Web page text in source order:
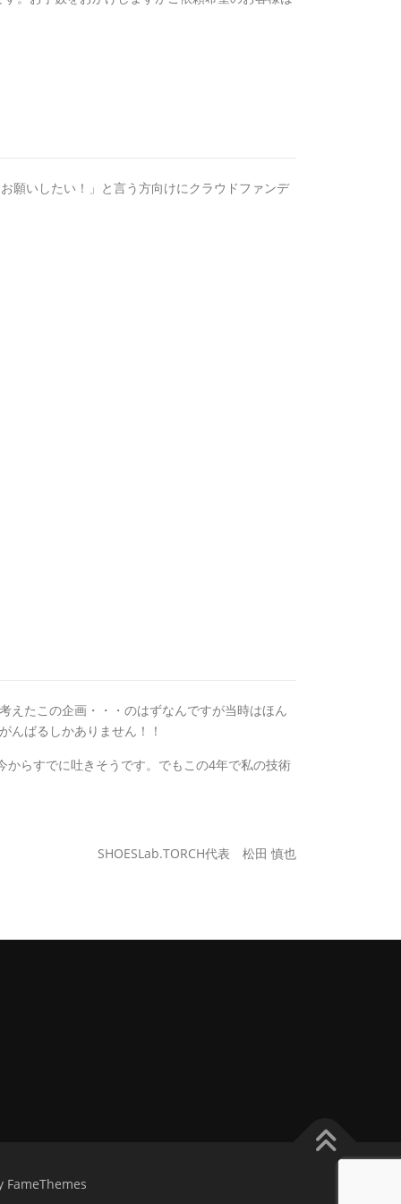
願いしたい！」と言う方向けにクラウドファンデ
えたこの企画・・・のはずなんですが当時はほん
んばるしかありません！！
らすでに吐きそうです。でもこの4年で私の技術
SHOESLab.TORCH代表 松田 慎也
FameThemes